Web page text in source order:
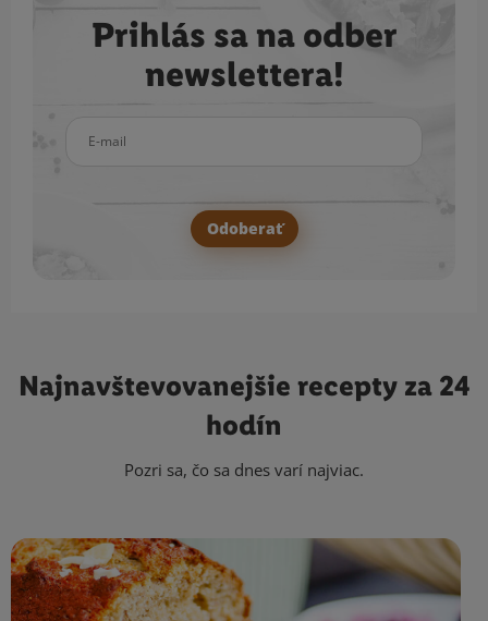
Prihlás sa na odber
newslettera!
Odoberať
Najnavštevovanejšie recepty za 24
hodín
Pozri sa, čo sa dnes varí najviac.